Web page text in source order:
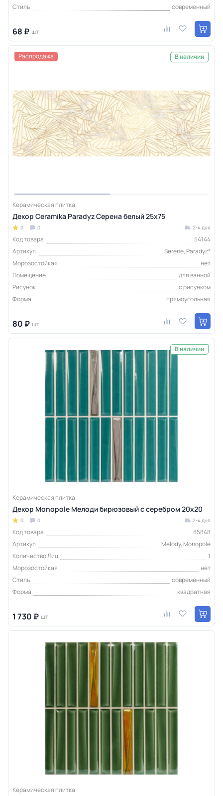
Стиль современный
68 ₽ шт
Распродажа В наличии
Керамическая плитка
Декор Ceramika Paradyz Серена белый 25x75
0 0 2-4 дня
Код товара
54144
Артикул
Serene, Paradyz*
Морозостойкая
нет
Помещение
для ванной
Рисунок
с рисунком
Форма
прямоугольная
80 ₽ шт
В наличии
Керамическая плитка
Декор Monopole Мелоди бирюзовый с серебром 20x20
0 0 2-4 дня
Код товара
85848
Артикул
Melody, Monopole
Количество Лиц
1
Морозостойкая
нет
Стиль
современный
Форма
квадратная
1 730 ₽ шт
Керамическая плитка